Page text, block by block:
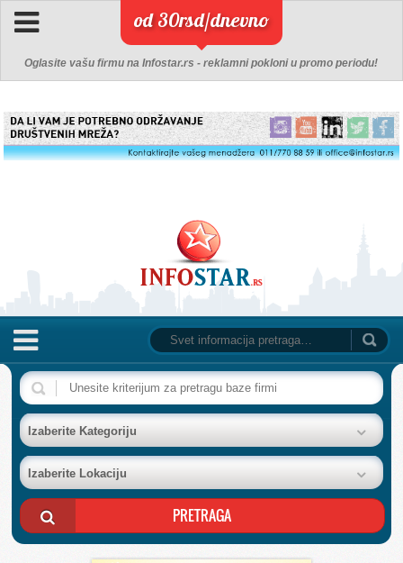
od 30rsd/dnevno
Oglasite vašu firmu na Infostar.rs - reklamni pokloni u promo periodu!
NASLOVNA
BAZA FIRMI
POSLOVNI OGLASI
AKCIJE I KATALOZI
Izaberite Kategoriju
Izaberite Lokaciju